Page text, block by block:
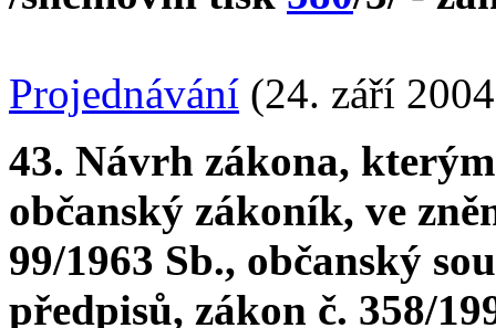
Projednávání (24. září
43. Návrh zákona,
občanský zákoník, ve
99/1963 Sb., občanský
předpisů, zákon č. 358/